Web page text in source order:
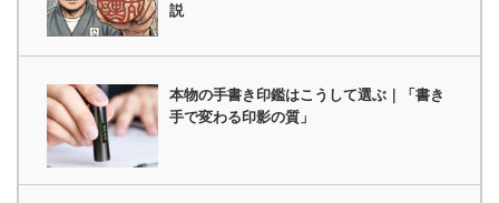
説
本物の手書き印鑑はこうして選ぶ｜「書き
手で変わる印影の質」